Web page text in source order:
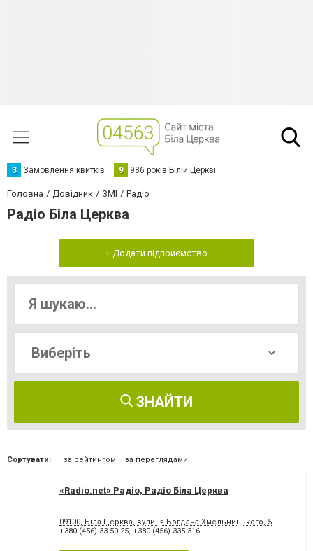
З Замовлення квитків 9 986 років Білій Церкві
Головна Довідник ЗМІ Радіо
Радіо Біла Церква
+ Додати підприємство
ЗНАЙТИ
Сортувати: за рейтингом за переглядами
«Radio.net» Радіо, Радіо Біла Церква
09100, Біла Церква, вулиця Богдана Хмельницького, 5
+380 (456) 33-50-25, +380 (456) 335-316